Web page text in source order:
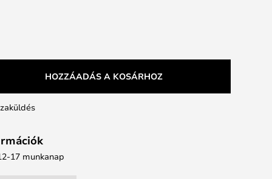
HOZZÁADÁS A KOSÁRHOZ
17 munkanap